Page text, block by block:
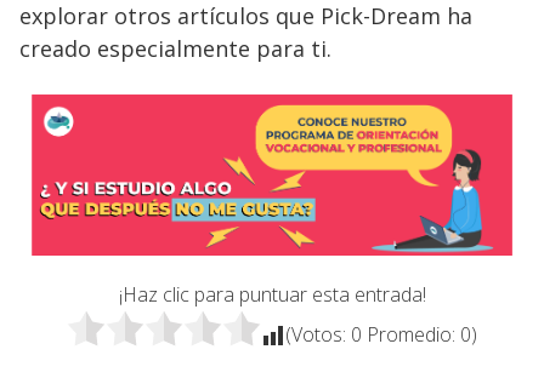
explorar otros artículos que Pick-Dream ha
creado especialmente para ti.
¡Haz clic para puntuar esta entrada!
(Votos: 0 Promedio: 0)